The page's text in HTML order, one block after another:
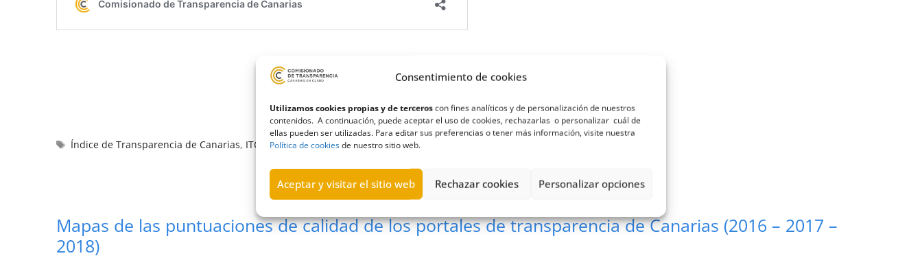
Consentimiento de cookies
Utilizamos cookies propias y de terceroscon fines analíticos y de personalización de nuestros
contenidos. A continuación, puede aceptar el uso de cookies, rechazarlas o personalizar cuál de
ellas pueden ser utilizadas. Para editar sus preferencias o tener más información, visite nuestra
Política de cookiesde nuestro sitio web.
Aceptar y visitar el sitio web Rechazar cookies Personalizar opciones
Índice de Transparencia de Canarias, ITCanarias,Mapa interactivo,puntuaciones
Mapas de las puntuaciones de calidad de los portales de transparencia de Canarias (2016 – 2017 –
2018)